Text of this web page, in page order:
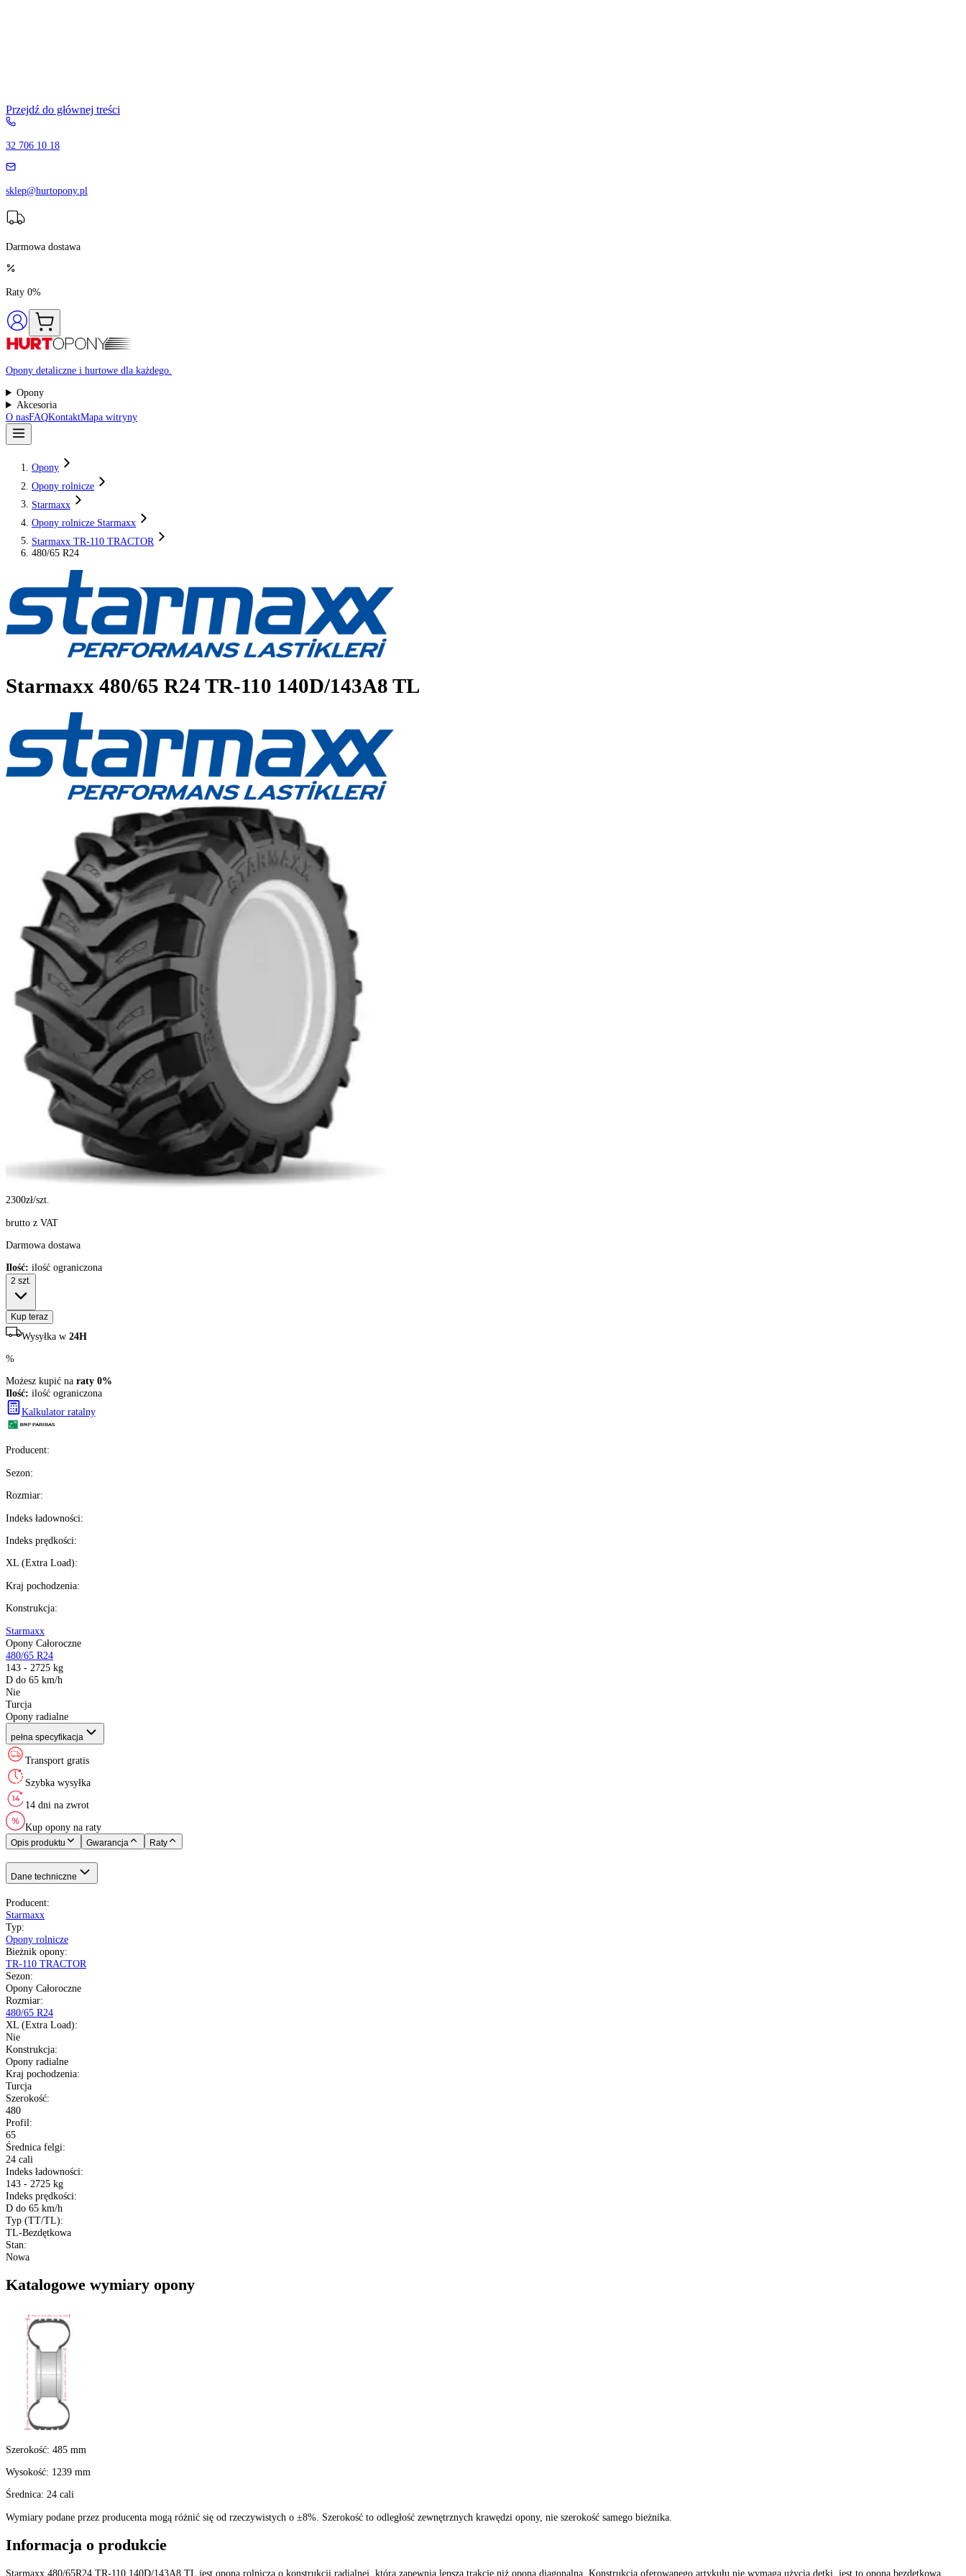
Przejdź do głównej treści
32 706 10 18
sklep@hurtopony.pl
Darmowa dostawa
Raty 0%
Opony detaliczne i hurtowe dla każdego.
Opony
O nasFAQKontakt
Opony
Opony rolnicze
Starmaxx
Opony rolnicze Starmaxx
Starmaxx TR-110 TRACTOR
480/65 R24
Starmaxx 480/65 R24 TR-110 140D/143A8 TL
2300zł/szt.
brutto z VAT
Darmowa dostawa
Ilość: ilość ograniczona
2szt.
Możesz kupić na
Ilość: ilość ograniczona
Kalkulator ratalny
Producent:
Sezon:
Rozmiar:
Indeks ładowności
Indeks prędkości
XL (Extra Load):
Kraj pochodzenia:
Konstrukcja:
Starmaxx
Opony Całoroczne
480/65 R24
143 - 2725 kg
D do 65 km/h
Nie
Opony radialne
pełna specyfikacja
Transport gratis
Szybka wysyłka
14 dni na zwrot
Kup opony na raty
Opis produktu
Dane techniczne
Producent
Starmaxx
Typ
Opony rolnicze
Bieżnik opony:
TR-110 TRACTOR
Sezon :
Opony Całoroczne
Rozmiar:
480/65 R24
XL (Extra Load)
Nie
Konstrukcja
Opony radialne
Turcja
Szerokość
Profil
Średnica felgi
24 cali
Indeks ładowności
143 - 2725 kg
D do 65 km/h
Typ (TT/TL):
TL-Bezdętkowa
Stan:
Katalogowe wymiary opony